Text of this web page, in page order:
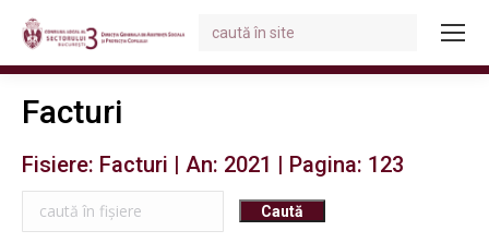
Search:
Facturi
Fisiere: Facturi | An: 2021 | Pagina: 123